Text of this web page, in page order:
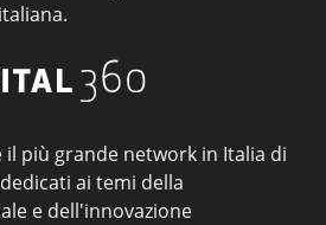
il più grande network in Italia di
ai temi della
e dell'innovazione